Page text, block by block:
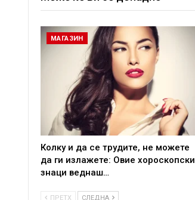
МАГАЗИН
Колку и да се трудите, не можете
да ги излажете: Овие хороскопски
знаци веднаш…
ПРЕТХ СЛЕДНА